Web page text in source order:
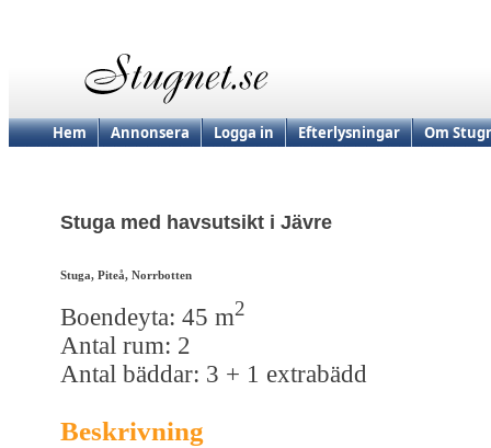
Hem Annonsera Logga in Efterlysningar Om
Stuga med havsutsikt i Jävre
Stuga, Piteå, Norrbotten
Boendeyta: 45 m2
Antal rum: 2
Antal bäddar: 3 + 1 extrabädd
Beskrivning